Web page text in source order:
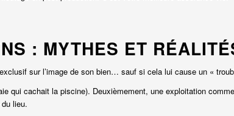
: MYTHES ET
sur l’image de son bien… sauf si cela lui cause un «
qui cachait la piscine). Deuxièmement, une exploitation
lieu.